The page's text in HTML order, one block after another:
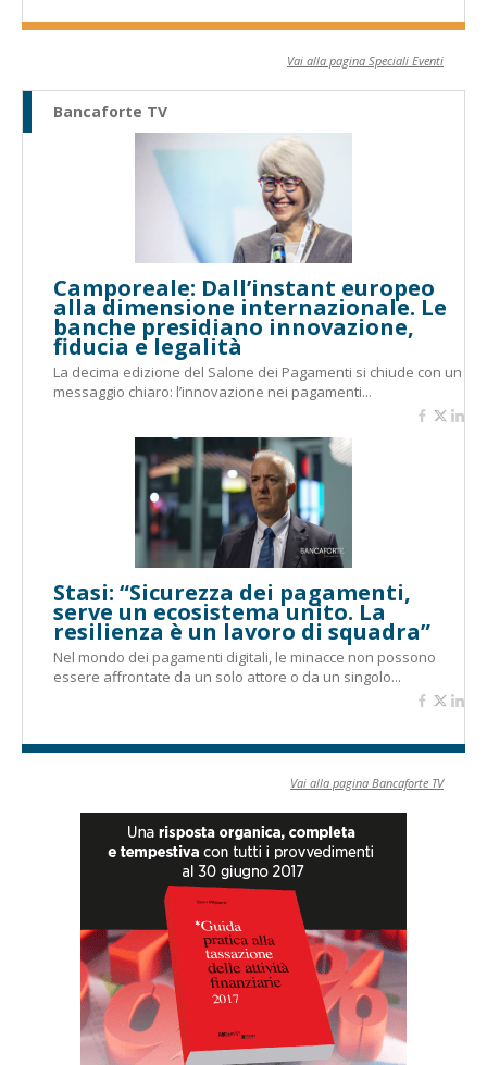
Vai alla pagina Speciali Eventi
Bancaforte TV
Camporeale: Dall’instant europeo
alla dimensione internazionale. Le
banche presidiano innovazione,
fiducia e legalità
La decima edizione del Salone dei Pagamenti si chiude con un
messaggio chiaro: l’innovazione nei pagamenti...
Stasi: “Sicurezza dei pagamenti,
serve un ecosistema unito. La
resilienza è un lavoro di squadra”
Nel mondo dei pagamenti digitali, le minacce non possono
essere affrontate da un solo attore o da un singolo...
Vai alla pagina Bancaforte TV